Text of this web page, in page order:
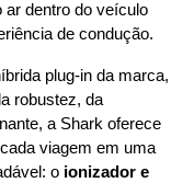
ar dentro do veículo
de condução.
plug-in da marca,
robustez, da
a Shark oferece
viagem em uma
o ionizador e